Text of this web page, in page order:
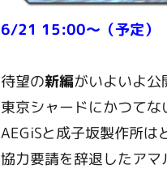
6/21 15:00～（予定）
待望の新編がいよいよ公
東京シャードにかつてな
AEGiSと成子坂製作所は
協力要請を辞退したア